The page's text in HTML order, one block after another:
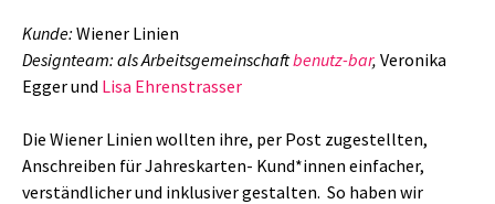
Kunde: Wiener Linien
Designteam: als Arbeitsgemeinschaftbenutz-bar, Veronika
Egger und Lisa Ehrenstrasser
Die Wiener Linien wollten ihre, per Post zugestellten,
Anschreiben für Jahreskarten- Kund*innen einfacher,
verständlicher und inklusiver gestalten. So haben wir